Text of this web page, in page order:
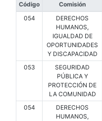
Código Comisión
054
DERECHOS
HUMANOS,
IGUALDAD DE
OPORTUNIDADES
Y DISCAPACIDAD
053
SEGURIDAD
PÚBLICA Y
PROTECCIÓN DE
LA COMUNIDAD
054
DERECHOS
HUMANOS,